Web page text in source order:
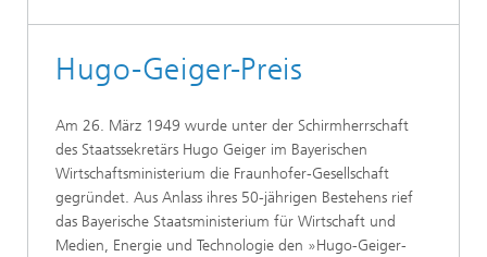
Hugo-Geiger-Preis
Am 26. März 1949 wurde unter der Schirmherrschaft
des Staatssekretärs Hugo Geiger im Bayerischen
Wirtschaftsministerium die Fraunhofer-Gesellschaft
gegründet. Aus Anlass ihres 50-jährigen Bestehens rief
das Bayerische Staatsministerium für Wirtschaft und
Medien, Energie und Technologie den »Hugo-Geiger-